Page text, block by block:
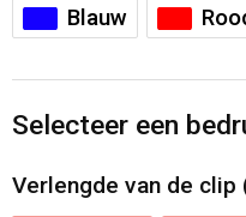
Blauw
Selecteer een
Verlengde van de clip